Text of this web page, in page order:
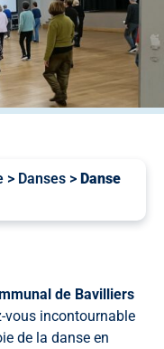
> Danses > Danse
de Bavilliers
vous incontournable
de la danse en